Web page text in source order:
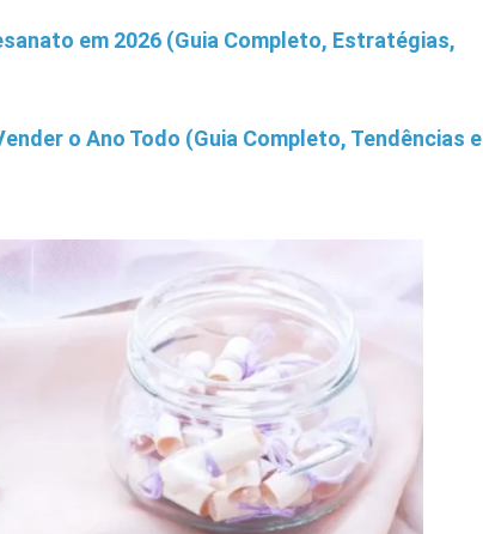
em 2026 (Guia Completo, Estratégias,
o Ano Todo (Guia Completo, Tendências e